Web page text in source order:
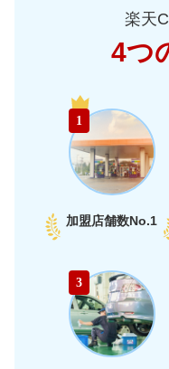
長野県
新潟県
富山県
石川県
福井県
静岡県
岐阜県
楽天
4つ
1
加盟店舗数No.1
3